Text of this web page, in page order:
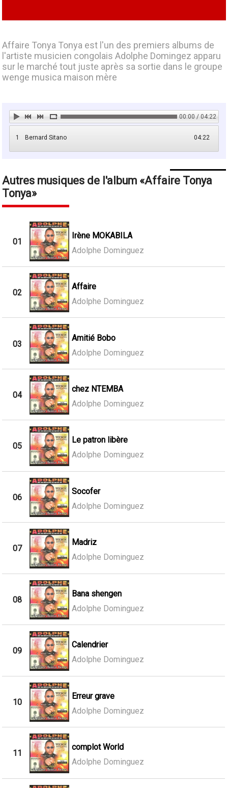
Affaire Tonya Tonya est l'un des premiers albums de
l'artiste musicien congolais Adolphe Domingez apparu
sur le marché tout juste après sa sortie dans le groupe
wenge musica maison mère
00:00 / 04:22
1 04:22
Bernard Sitano
Autres musiques de l'album
Affaire Tonya
Tonya
01
Irène MOKABILA
Adolphe Dominguez
02
Affaire
Adolphe Dominguez
03
Amitié Bobo
Adolphe Dominguez
04
chez NTEMBA
Adolphe Dominguez
05
Le patron libère
Adolphe Dominguez
06
Socofer
Adolphe Dominguez
07
Madriz
Adolphe Dominguez
08
Bana shengen
Adolphe Dominguez
09
Calendrier
Adolphe Dominguez
10
Erreur grave
Adolphe Dominguez
11
complot World
Adolphe Dominguez